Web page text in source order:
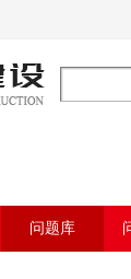
视频
下载安装
问题库